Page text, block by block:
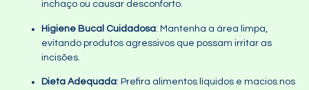
inchaço ou causar desconforto.
Higiene Bucal Cuidadosa: Mantenha a área limpa,
evitando produtos agressivos que possam irritar as
incisões.
Dieta Adequada: Prefira alimentos líquidos e macios nos